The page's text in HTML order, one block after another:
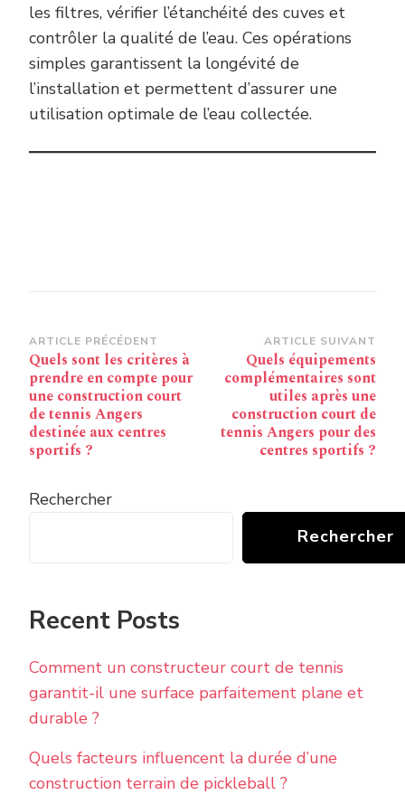
les filtres, vérifier l’étanchéité des cuves et
contrôler la qualité de l’eau. Ces opérations
simples garantissent la longévité de
l’installation et permettent d’assurer une
utilisation optimale de l’eau collectée.
Navigation
d’article
ARTICLE PRÉCÉDENT
Quels sont les critères à
prendre en compte pour
une construction court
de tennis Angers
destinée aux centres
sportifs ?
ARTICLE SUIVANT
Quels équipements
complémentaires sont
utiles après une
construction court de
tennis Angers pour des
centres sportifs ?
Rechercher
Rechercher
Recent Posts
Comment un constructeur court de tennis
garantit-il une surface parfaitement plane et
durable ?
Quels facteurs influencent la durée d’une
construction terrain de pickleball ?